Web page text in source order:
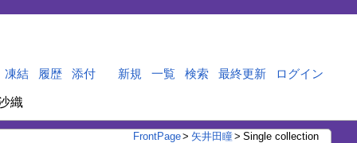
凍結 履歴 添付 新規 一覧 検索 最終更新 ログイン
織
FrontPage> 矢井田瞳> Single collection